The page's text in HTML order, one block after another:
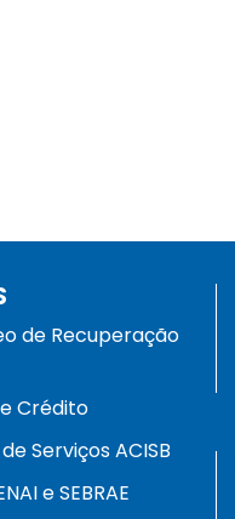
de Recuperação
Crédito
Serviços ACISB
e SEBRAE